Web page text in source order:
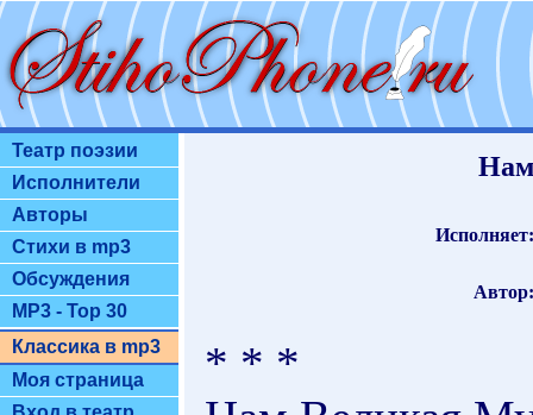
Театр поэзии
Исполнители
Авторы
Стихи в mp3
Обсуждения
MP3 - Top 30
Классика в mp3
Моя страница
Нам
Исполняет:
Автор:
* * *